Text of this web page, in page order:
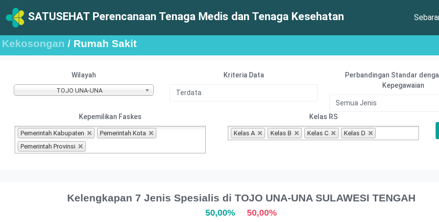
SATUSEHAT Perencanaan Tenaga Medis dan Tenaga Kesehatan
Kekosongan / Rumah Sakit
Wilayah
TOJO UNA-UNA
Kriteria Data
Perbandingan Standar
Kepegawaian
Kepemilikan Faskes
Pemerintah Kabupaten
Pemerintah Kota
Pemerintah Provinsi
Kelas RS
Kelas A Kelas B Kelas C Kelas D
Kelengkapan 7 Jenis Spesialis di TOJO UNA-UNA SULAWESI TENGAH
50,00% 50,00%